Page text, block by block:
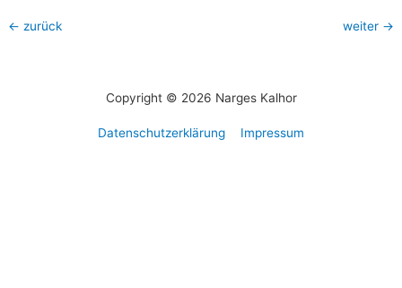
← zurück weiter →
Copyright © 2026 Narges Kalhor
Datenschutzerklärung Impressum